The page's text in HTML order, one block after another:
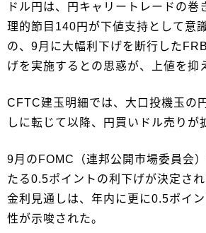
ドル円は、円キャリートレードの巻
理的節目140円が下値支持として意
の、9月に大幅利下げを断行した
げを実施するとの思惑が、上値を抑
CFTC建玉明細では、大口投機玉の
しに転じて以降、円買いドル売りが
9月のFOMC（連邦公開市場委員会
たる0.5ポイントの利下げが決定さ
金利見通しは、年内に更に0.5ポイ
性が示唆された。